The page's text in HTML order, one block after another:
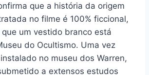
que a história da origem
no filme é 100% ficcional,
um vestido branco está
do Ocultismo. Uma vez
no museu dos Warren,
a extensos estudos